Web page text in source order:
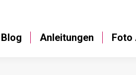
Blog Anleitungen Foto